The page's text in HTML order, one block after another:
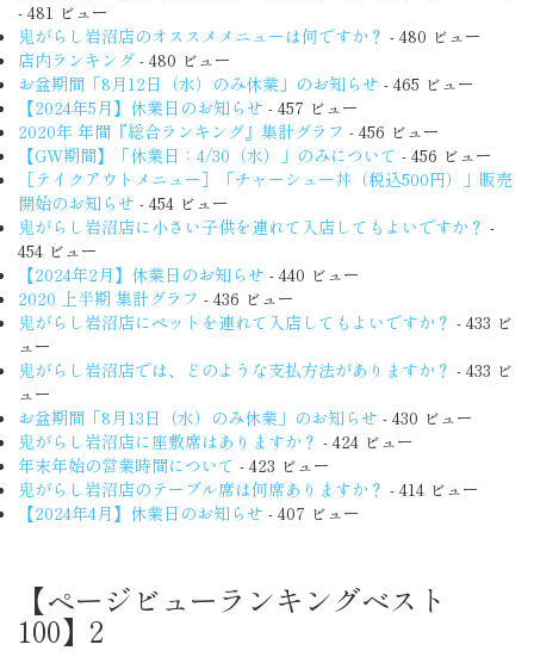
- 481 ビュー
鬼がらし岩沼店のオススメメニューは何ですか？ - 480 ビュー
店内ランキング - 480 ビュー
お盆期間「8月12日（水）のみ休業」のお知らせ - 465 ビュー
【2024年5月】休業日のお知らせ - 457 ビュー
2020年 年間『総合ランキング』集計グラフ - 456 ビュー
【GW期間】「休業日：4/30（水）」のみについて - 456 ビュー
［テイクアウトメニュー］「チャーシュー丼（税込500円）」販売
開始のお知らせ - 454 ビュー
鬼がらし岩沼店に小さい子供を連れて入店してもよいですか？ -
454 ビュー
【2024年2月】休業日のお知らせ - 440 ビュー
2020 上半期 集計グラフ - 436 ビュー
鬼がらし岩沼店にペットを連れて入店してもよいですか？ - 433 ビ
ュー
鬼がらし岩沼店では、どのような支払方法がありますか？ - 433 ビ
ュー
お盆期間「8月13日（水）のみ休業」のお知らせ - 430 ビュー
鬼がらし岩沼店に座敷席はありますか？ - 424 ビュー
年末年始の営業時間について - 423 ビュー
鬼がらし岩沼店のテーブル席は何席ありますか？ - 414 ビュー
【2024年4月】休業日のお知らせ - 407 ビュー
【ページビューランキングベスト
100】2